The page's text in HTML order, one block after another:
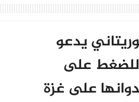
يدعو
للضغط على
على غزة